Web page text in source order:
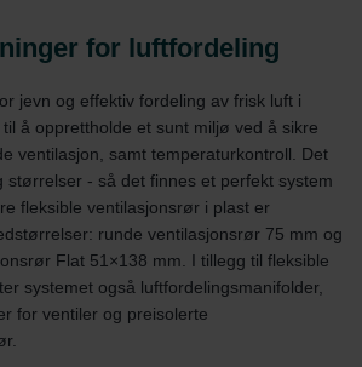
for luftfordeling
jevn og effektiv fordeling av frisk luft i
å opprettholde et sunt miljø ved å sikre
ventilasjon, samt temperaturkontroll. Det
størrelser - så det finnes et perfekt system
fleksible ventilasjonsrør i plast er
runde ventilasjonsrør 75 mm og
Flat 51×138 mm. I tillegg til fleksible
systemet også luftfordelingsmanifolder,
for ventiler og preisolerte